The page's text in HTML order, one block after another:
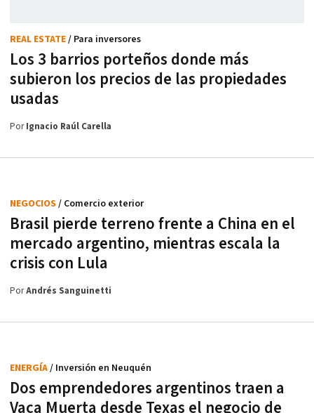
Los 3 barrios porteños donde más
subieron los precios de las propiedades
usadas
REAL ESTATE/ Para inversores
PorIgnacio Raúl Carella
Brasil pierde terreno frente a China en el
mercado argentino, mientras escala la
crisis con Lula
NEGOCIOS / Comercio exterior
PorAndrés Sanguinetti
Dos emprendedores argentinos traen a
Vaca Muerta desde Texas el negocio de
ENERGÍA/ Inversión en Neuquén